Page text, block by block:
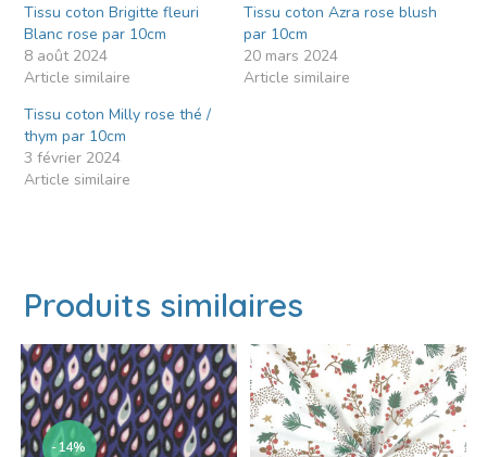
Tissu coton Brigitte fleuri
Blanc rose par 10cm
8 août 2024
Article similaire
Tissu coton Azra rose blush
par 10cm
20 mars 2024
Article similaire
Tissu coton Milly rose thé /
thym par 10cm
3 février 2024
Article similaire
Produits similaires
-14%